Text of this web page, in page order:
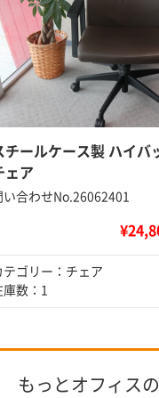
チールケース製 ハイバ
ェア
い合わせNo.26062401
テゴリー：チェア
庫数：1
もっとオフィス